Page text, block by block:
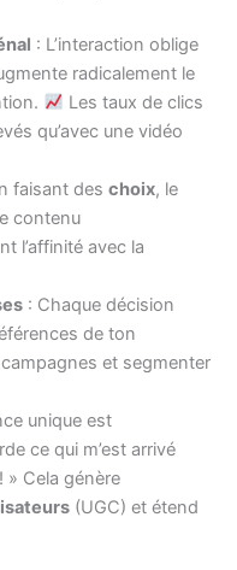
: L’interaction oblige
radicalement le
Les taux de clics
qu’avec une vidéo
faisant des choix, le
contenu
l’affinité avec la
: Chaque décision
de ton
et segmenter
unique est
ce qui m’est arrivé
» Cela génère
(UGC) et étend